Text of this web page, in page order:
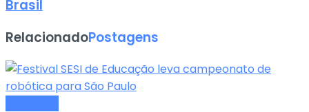
Brasil
RelacionadoPostagens